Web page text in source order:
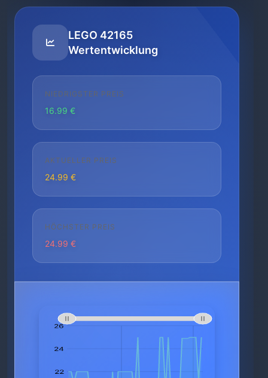
LEGO 42165
Wertentwicklung
NIEDRIGSTER PREIS
16.99 €
AKTUELLER PREIS
24.99 €
HÖCHSTER PREIS
24.99 €